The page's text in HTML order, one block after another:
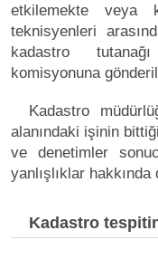
etkilemekte veya
teknisyenleri
kadastro
komisyonuna
Kadastro
alanındaki işinin
ve denetimler
yanlışlıklar
Kadastro